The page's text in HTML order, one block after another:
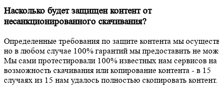
Насколько будет защищен контент от
несанкционированного скачивания?
Определенные требования по защите контента мы
но в любом случае 100% гарантий мы предоставить не
Мы сами протестировали 100% известных нам сервисов на
возможность скачивания или копирование контента - в 15
случаях из 15 нам удалось полностью скопировать контент.